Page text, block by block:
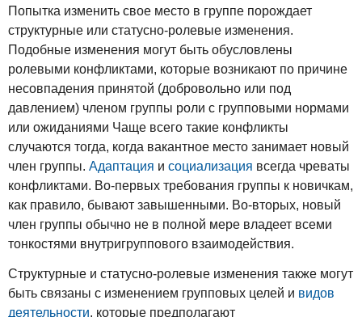
Попытка изменить свое место в группе порождает
структурные или статусно-ролевые изменения.
Подобные изменения могут быть обусловлены
ролевыми конфликтами, которые возникают по причине
несовпадения принятой (добровольно или под
давлением) членом группы роли с групповыми нормами
или ожиданиями Чаще всего такие конфликты
случаются тогда, когда вакантное место занимает новый
член группы. Адаптация и социализация всегда чреваты
конфликтами. Во-первых требования группы к новичкам,
как правило, бывают завышенными. Во-вторых, новый
член группы обычно не в полной мере владеет всеми
тонкостями внутригруппового взаимодействия.
Структурные и статусно-ролевые изменения также могут
быть связаны с изменением групповых целей и видов
деятельности, которые предполагают